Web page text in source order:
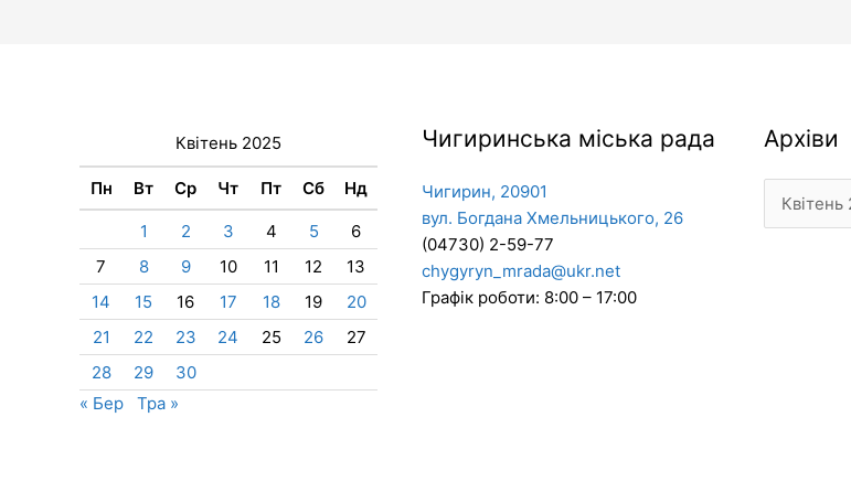
Квітень 2025
Пн Вт Ср Чт Пт Сб Нд
1 2 3 4 5
6
7
8 9 10 11 12
13
14
15 16 17 18 19
20
21
22 23 24 25 26
27
28
29
30
« Бер
Тра »
Чигиринська міська рада
Чигирин, 20901
вул. Богдана Хмельницького, 26
(04730) 2-59-77
chygyryn_mrada@ukr.net
Графік роботи: 8:00 – 17:00
Архіви
Архіви